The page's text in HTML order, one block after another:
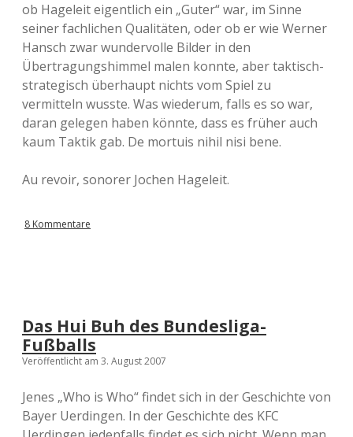
ob Hageleit eigentlich ein „Guter“ war, im Sinne
seiner fachlichen Qualitäten, oder ob er wie Werner
Hansch zwar wundervolle Bilder in den
Übertragungshimmel malen konnte, aber taktisch-
strategisch überhaupt nichts vom Spiel zu
vermitteln wusste. Was wiederum, falls es so war,
daran gelegen haben könnte, dass es früher auch
kaum Taktik gab. De mortuis nihil nisi bene.
Au revoir, sonorer Jochen Hageleit.
8 Kommentare
Das Hui Buh des Bundesliga-
Fußballs
Veröffentlicht am 3. August 2007
Jenes „Who is Who“ findet sich in der Geschichte von
Bayer Uerdingen. In der Geschichte des KFC